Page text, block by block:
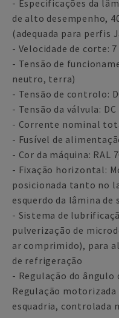
- Especificações da
de alto desempenho,
(adequada para perfis
- Velocidade de corte:
- Tensão de
neutro, terra)
- Tensão de controlo:
- Tensão da válvula: DC
- Corrente nominal
- Fusível de
- Cor da máquina: RAL
- Fixação horizontal:
posicionada tanto no
esquerdo da lâmina de
- Sistema de
pulverização de
ar comprimido), para
de refrigeração
- Regulação do ângulo
Regulação
esquadria, controlada